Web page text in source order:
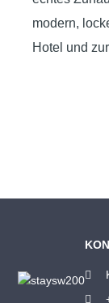
modern,
Hotel und